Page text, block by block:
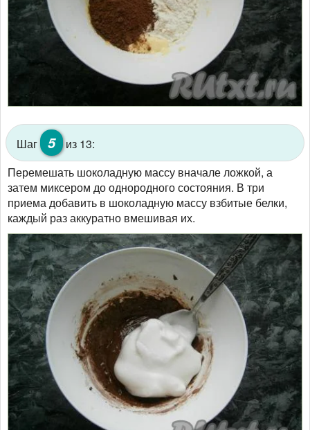
Шаг 5
из 13:
Перемешать шоколадную массу вначале ложкой, а
затем миксером до однородного состояния. В три
приема добавить в шоколадную массу взбитые белки,
каждый раз аккуратно вмешивая их.